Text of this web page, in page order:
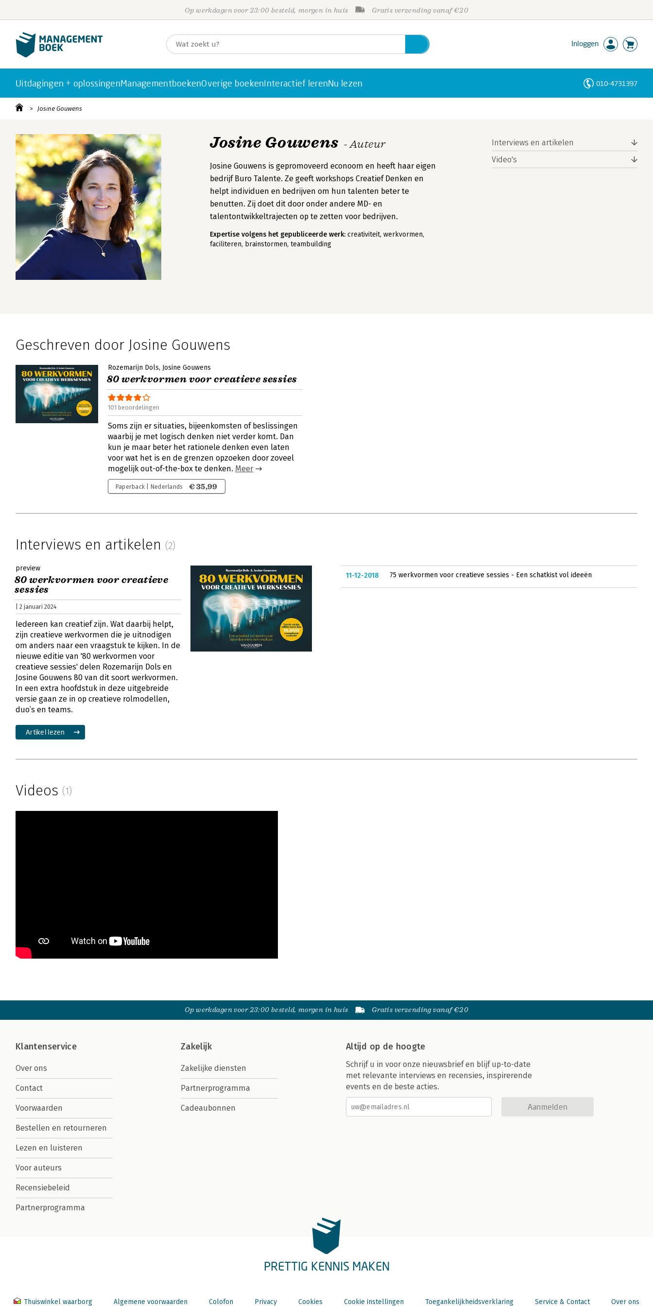
Op werkdagen voor 23:00 besteld, morgen in huis Gratis verzending vanaf €20
Inloggen
Uitdagingen + oplossingenManagementboekenOverige boekenInteractief lerenNu lezen 010-4731397
Josine Gouwens
Josine Gouwens - Auteur
Josine Gouwens is gepromoveerd econoom en heeft haar eigen
bedrijf Buro Talente. Ze geeft workshops Creatief Denken en
helpt individuen en bedrijven om hun talenten beter te
benutten. Zij doet dit door onder andere MD- en
talentontwikkeltrajecten op te zetten voor bedrijven.
Expertise volgens het gepubliceerde werk: creativiteit, werkvormen,
faciliteren, brainstormen, teambuilding
Interviews en artikelen
Video's
Geschreven door Josine Gouwens
Rozemarijn Dols Josine Gouwens
80 werkvormen voor creatieve sessies
101 beoordelingen
Soms zijn er situaties, bijeenkomsten of beslissingen
waarbij je met logisch denken niet verder komt. Dan
kun je maar beter het rationele denken even laten
voor wat het is en de grenzen opzoeken door zoveel
mogelijk out-of-the-box te denken. Meer
Paperback | Nederlands € 35,99
Interviews en artikelen (2)
preview
80 werkvormen voor creatieve
sessies
| 2 januari 2024
Iedereen kan creatief zijn. Wat daarbij helpt,
zijn creatieve werkvormen die je uitnodigen
om anders naar een vraagstuk te kijken. In de
nieuwe editie van '80 werkvormen voor
creatieve sessies' delen Rozemarijn Dols en
Josine Gouwens 80 van dit soort werkvormen.
In een extra hoofdstuk in deze uitgebreide
versie gaan ze in op creatieve rolmodellen,
duo’s en teams.
Artikel lezen
11-12-2018 75 werkvormen voor creatieve sessies - Een schatkist vol ideeën
Videos (1)
Op werkdagen voor 23:00 besteld, morgen in huis Gratis verzending vanaf €20
Klantenservice
Over ons
Contact
Voorwaarden
Bestellen en retourneren
Lezen en luisteren
Voor auteurs
Recensiebeleid
Partnerprogramma
Zakelijk
Zakelijke diensten
Partnerprogramma
Cadeaubonnen
Altijd op de hoogte
Schrijf u in voor onze nieuwsbrief en blijf up-to-date
met relevante interviews en recensies, inspirerende
events en de beste acties.
Aanmelden
PRETTIG KENNIS MAKEN
Thuiswinkel waarborg Algemene voorwaarden Colofon Privacy Cookies Cookie instellingen Toegankelijkheidsverklaring Service & Contact Over ons
Personen